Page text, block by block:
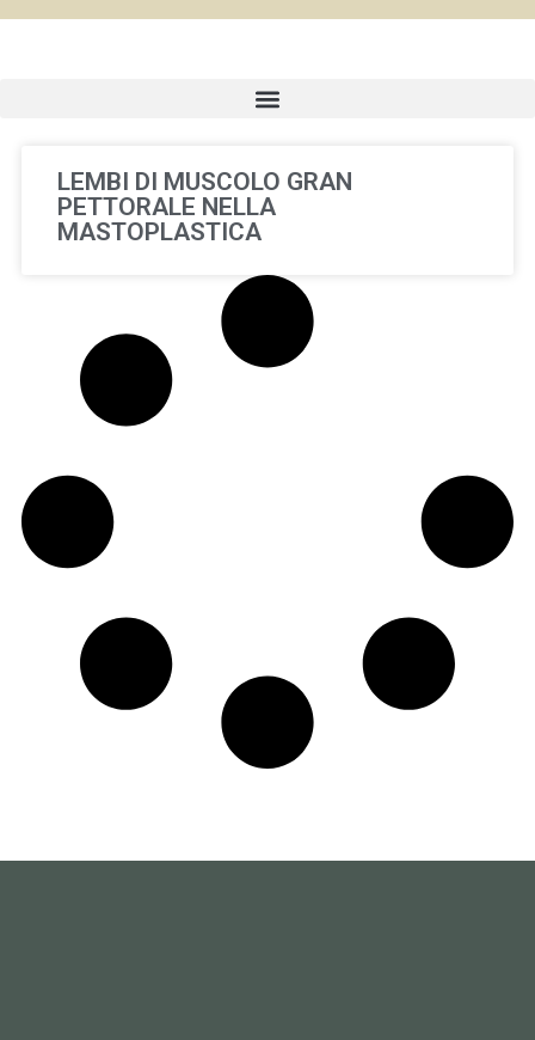
LEMBI DI MUSCOLO GRAN
PETTORALE NELLA
MASTOPLASTICA